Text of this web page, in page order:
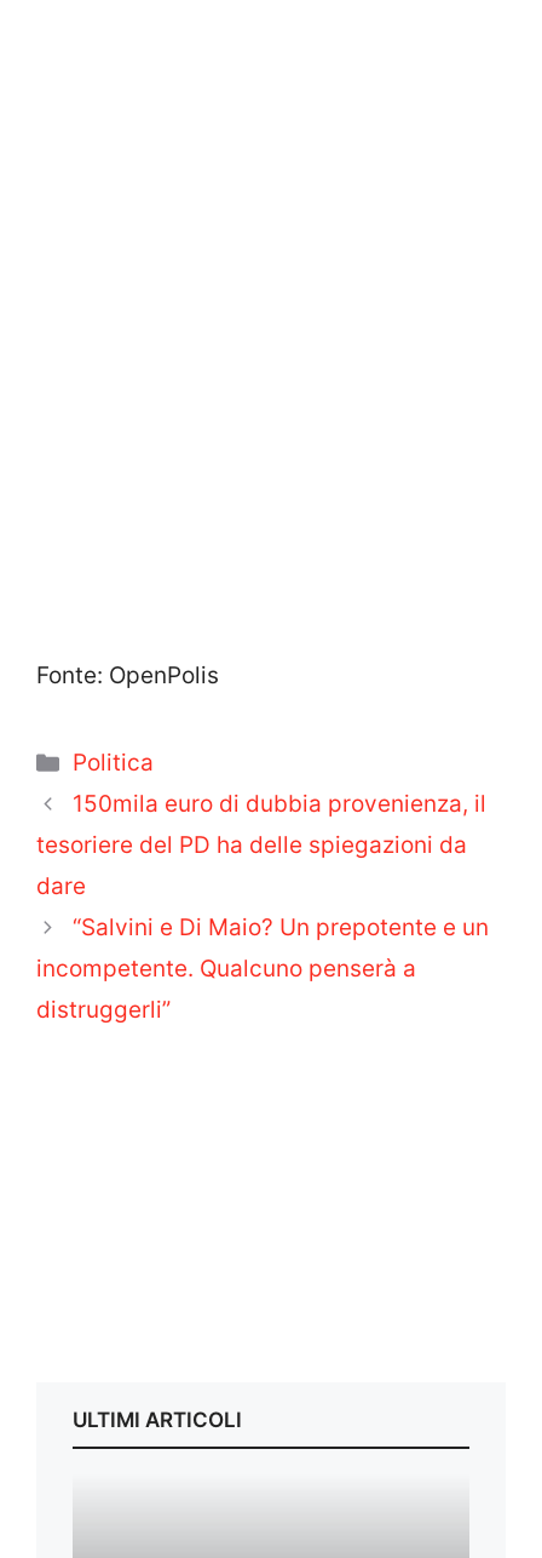
Fonte: OpenPolis
Categorie
Politica
150mila euro di dubbia provenienza, il
tesoriere del PD ha delle spiegazioni da
dare
“Salvini e Di Maio? Un prepotente e un
incompetente. Qualcuno penserà a
distruggerli”
ULTIMI ARTICOLI